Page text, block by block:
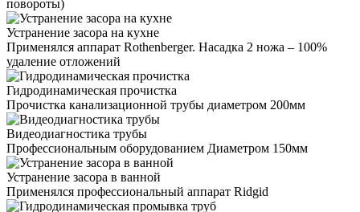
повороты)
Устранение засора на кухне
Применялся аппарат Rothenberger. Насадка 2 ножа – 100%
удаление отложений
Гидродинамическая прочистка
Прочистка канализационной трубы диаметром 200мм
Видеодиагностика трубы
Профессиональным оборудованием Диаметром 150мм
Устранение засора в ванной
Применялся профессиональный аппарат Ridgid